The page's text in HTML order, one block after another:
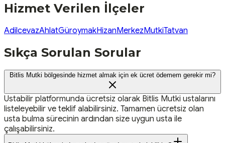
Hizmet Verilen İlçeler
AdilcevazAhlatGüroymakHizanMerkezMutkiTatvan
Sıkça Sorulan Sorular
Bitlis Mutki bölgesinde hizmet almak için ek ücret ödemem gerekir mi?
Ustabilir platformunda ücretsiz olarak Bitlis Mutki ustalarını
listeleyebilir ve teklif alabilirsiniz. Tamamen ücretsiz olan
usta bulma sürecinin ardından size uygun usta ile
çalışabilirsiniz.